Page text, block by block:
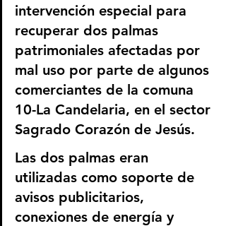
intervención especial para
recuperar dos palmas
patrimoniales afectadas por
mal uso por parte de algunos
comerciantes de la comuna
10-La Candelaria, en el sector
Sagrado Corazón de Jesús.
Las dos palmas eran
utilizadas como soporte de
avisos publicitarios,
conexiones de energía y